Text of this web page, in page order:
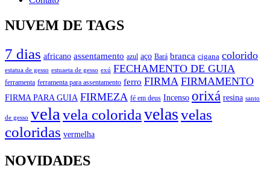
NUVEM DE TAGS
7 dias africano assentamento azul aço Bará branca cigana colorido
estatua de gesso estuaeta de gesso exú FECHAMENTO DE GUIA
ferramenta ferramenta para assentamento ferro FIRMA FIRMAMENTO
FIRMA PARA GUIA FIRMEZA fé em deus Incenso orixá resina santo
de gesso vela vela coloridavelasvelas
coloridas vermelha
NOVIDADES